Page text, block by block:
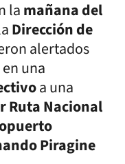
lamañana del
Dirección de
alertados
una
a una
Ruta Nacional
Piragine